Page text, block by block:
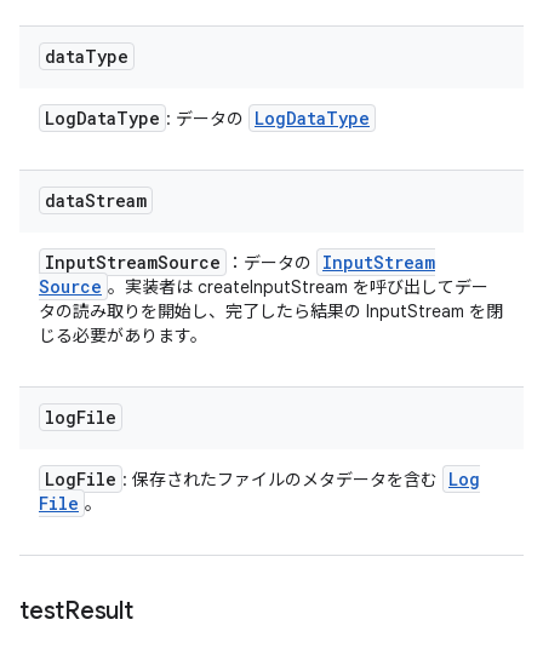
dataType
LogDataType : データの LogDataType
dataStream
InputStreamSource ：データの InputStream
Source 。実装者は createInputStream を呼び出してデー
タの読み取りを開始し、完了したら結果の InputStream を閉
じる必要があります。
logFile
LogFile : 保存されたファイルのメタデータを含む
Log
File 。
testResult